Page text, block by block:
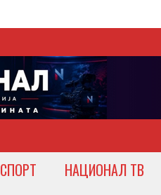
СПОРТ
НАЦИОНАЛ ТВ